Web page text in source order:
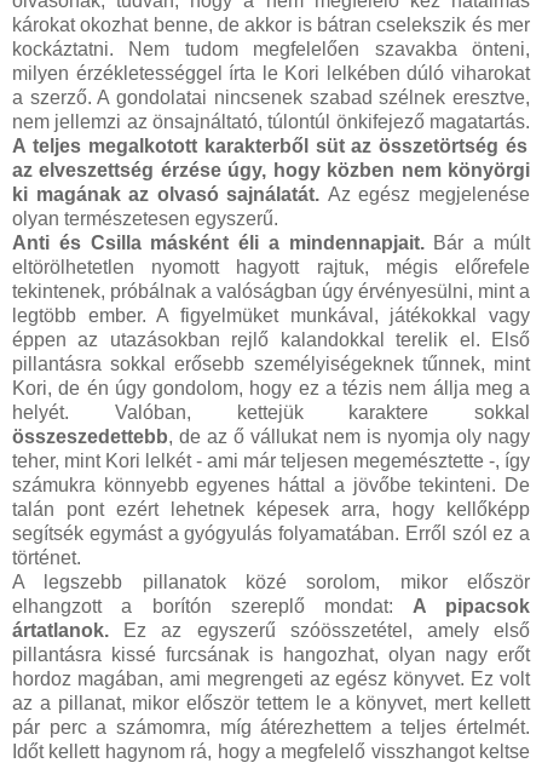
károkat okozhat benne, de akkor is bátran cselekszik és mer
kockáztatni. Nem tudom megfelelően szavakba önteni,
milyen érzékletességgel írta le Kori lelkében dúló viharokat
a szerző. A gondolatai nincsenek szabad szélnek eresztve,
nem jellemzi az önsajnáltató, túlontúl önkifejező magatartás.
A teljes megalkotott karakterből süt az összetörtség és
az elveszettség érzése úgy, hogy közben nem könyörgi
ki magának az olvasó sajnálatát. Az egész megjelenése
olyan természetesen egyszerű.
Anti és Csilla másként éli a mindennapjait.Bár a múlt
eltörölhetetlen nyomott hagyott rajtuk, mégis előrefele
tekintenek, próbálnak a valóságban úgy érvényesülni, mint a
legtöbb ember. A figyelmüket munkával, játékokkal vagy
éppen az utazásokban rejlő kalandokkal terelik el. Első
pillantásra sokkal erősebb személyiségeknek tűnnek, mint
Kori, de én úgy gondolom, hogy ez a tézis nem állja meg a
helyét. Valóban, kettejük karaktere sokkal
összeszedettebb, de az ő vállukat nem is nyomja oly nagy
teher, mint Kori lelkét - ami már teljesen megemésztette -, így
számukra könnyebb egyenes háttal a jövőbe tekinteni. De
talán pont ezért lehetnek képesek arra, hogy kellőképp
segítsék egymást a gyógyulás folyamatában. Erről szól ez a
történet.
A legszebb pillanatok közé sorolom, mikor először
elhangzott a borítón szereplő mondat: A pipacsok
ártatlanok. Ez az egyszerű szóösszetétel, amely első
pillantásra kissé furcsának is hangozhat, olyan nagy erőt
hordoz magában, ami megrengeti az egész könyvet. Ez volt
az a pillanat, mikor először tettem le a könyvet, mert kellett
pár perc a számomra, míg átérezhettem a teljes értelmét.
Időt kellett hagynom rá, hogy a megfelelő visszhangot keltse